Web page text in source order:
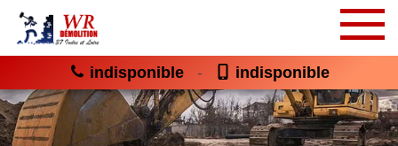
indisponible - indisponible